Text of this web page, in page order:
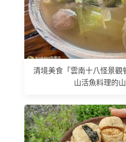
清境美食「雲南十八怪景觀
山活魚料理的